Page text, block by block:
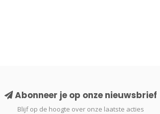
Abonneer je op onze nieuwsbrief
Blijf op de hoogte over onze laatste acties